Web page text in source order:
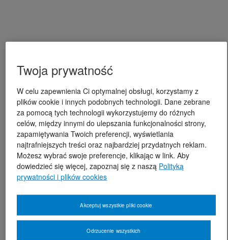
Twoja prywatność
W celu zapewnienia Ci optymalnej obsługi, korzystamy z
plików cookie i innych podobnych technologii. Dane zebrane
za pomocą tych technologii wykorzystujemy do różnych
celów, między innymi do ulepszania funkcjonalności strony,
zapamiętywania Twoich preferencji, wyświetlania
najtrafniejszych treści oraz najbardziej przydatnych reklam.
Możesz wybrać swoje preferencje, klikając w link. Aby
dowiedzieć się więcej, zapoznaj się z naszą Polityką
prywatności i plików cookies
Odrzucenie wszystkich
Akceptuj wszystkie pliki cookie